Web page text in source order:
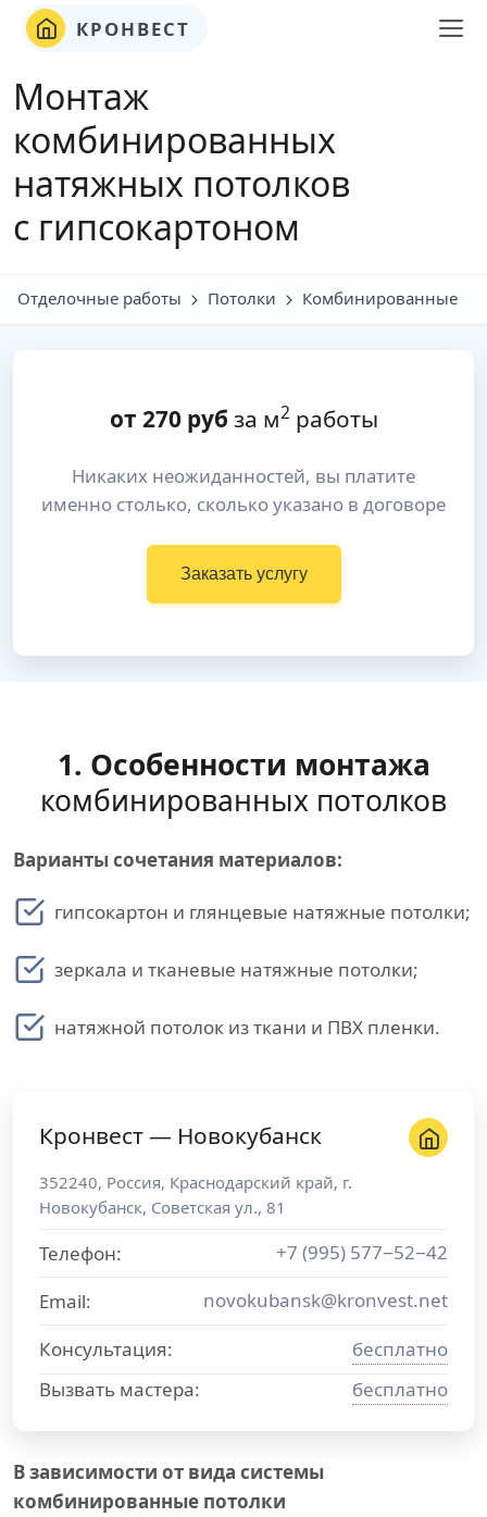
КРОНВЕСТ
Монтаж
комбинированных
натяжных потолков
с гипсокартоном
Отделочные работы Потолки Комбинированные
от 270руб за м2работы
Никаких неожиданностей, вы платите
именно столько, сколько указано в договоре
Заказать услугу
1. Особенности монтажа
комбинированных потолков
Варианты сочетания материалов:
гипсокартон и глянцевые натяжные потолки;
зеркала и тканевые натяжные потолки;
натяжной потолок из ткани и ПВХ пленки.
Кронвест — Новокубанск
352240, Россия, Краснодарский край, г.
Новокубанск, Советская ул., 81
Телефон:
+7 (995) 577−52−42
Email:
novokubansk@kronvest.net
Консультация:
бесплатно
Вызвать мастера:
бесплатно
В зависимости от вида системы
комбинированные потолки